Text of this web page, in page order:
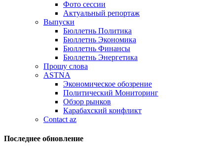
Фото сессии
Актуальный репортаж
Выпуски
Бюллетнь Политика
Бюллетнь Экономика
Бюллетнь Финансы
Бюллетнь Энергетика
Прошу слова
ASTNA
Экономическое обозрение
Политический Мониторинг
Обзор рынков
Карабахский конфликт
Contact az
Последнее обновление